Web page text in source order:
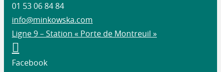
01 53 06 84 84
info@minkowska.com
Ligne 9 – Station « Porte de Montreuil »
Facebook